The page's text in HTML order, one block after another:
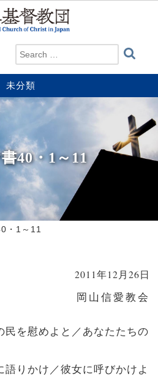
未分類
40・1～11
・1～11
2011年12月26日
岡山信愛教会
民を慰めよと／あなたたちの
りかけ／彼女に呼びかけよ